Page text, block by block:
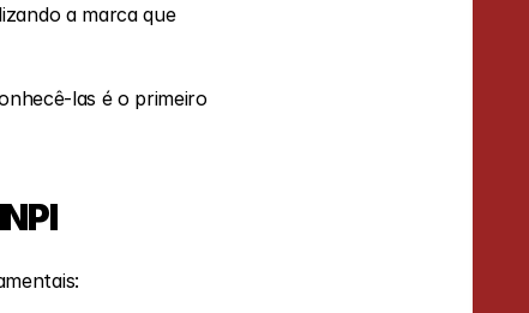
a marca que
las é o primeiro